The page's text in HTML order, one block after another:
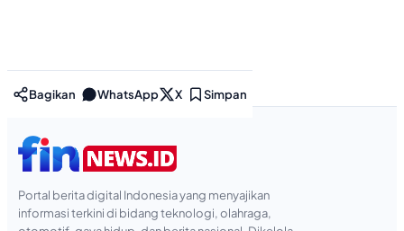
Bagikan WhatsApp X Simpan
Portal berita digital Indonesia yang menyajikan
informasi terkini di bidang teknologi, olahraga,